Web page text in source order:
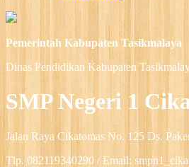
Pemerintah Kabupaten Tasikmalaya
Dinas Pendidikan Kabupaten
SMP Negeri 1
Jalan Raya Cikatomas No. 125 Ds.
Tlp. 082119340290 / Email: